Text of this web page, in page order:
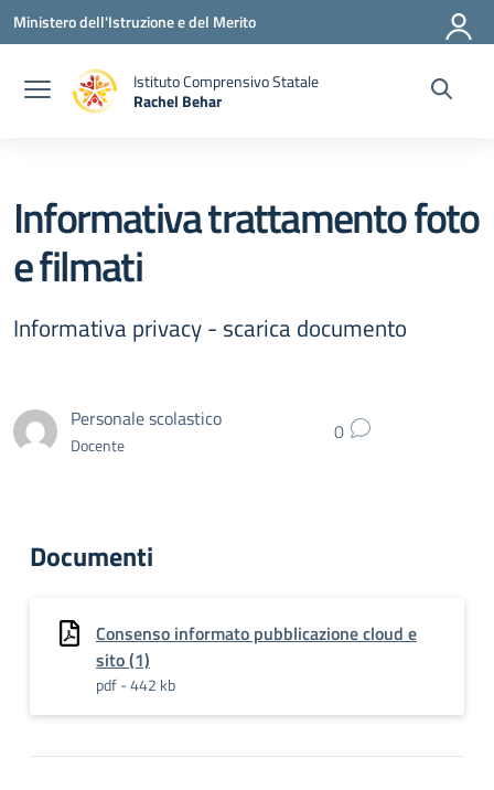
Vai ai contenuti
Vai al menu di navigazione
Vai al footer
Ministero dell'Istruzione e del Merito
Istituto Comprensivo Statale
Rachel Behar
Informativa trattamento foto
e filmati
Informativa privacy - scarica documento
Personale scolastico
Docente 0
Documenti
Consenso informato pubblicazione cloud e
sito (1)
pdf - 442 kb